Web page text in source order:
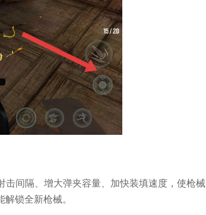
间隔、增大弹夹容量、加快装填速度，使枪械
锁全新枪械。